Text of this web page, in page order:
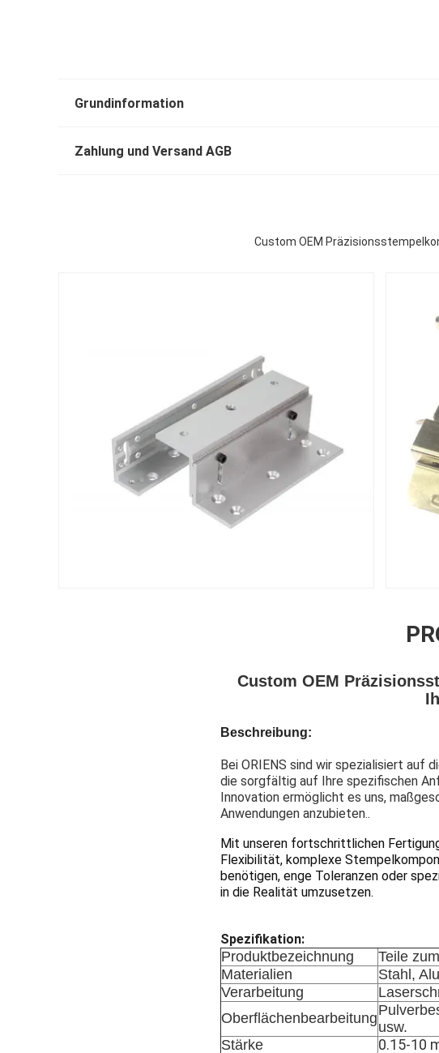
Grundinformation
Zahlung und Versand AGB
Custom OEM
Custom OEM
Beschreibung:
Bei ORIENS sind wir spezialisiert auf
die sorgfältig auf Ihre spezifischen
Innovation ermöglicht es uns,
Anwendungen anzubieten..
Mit unseren fortschrittlichen
Flexibilität, komplexe
benötigen, enge Toleranzen oder
in die Realität umzusetzen.
Spezifikation:
Produktbezeichnung
Teile
Materialien
Stahl,
Verarbeitung
Oberflächenbearbeitung
usw.
Stärke
0.15-10